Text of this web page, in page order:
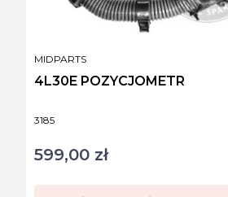
Kod produktu
3185
4L30E POZYCJOMETR
PRODUCENT
MIDPARTS
Cena
599,00 zł